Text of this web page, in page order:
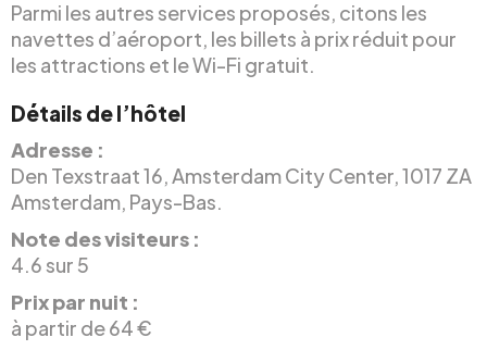
Parmi les autres services proposés, citons les
navettes d’aéroport, les billets à prix réduit pour
les attractions et le Wi-Fi gratuit.
Détails de l’hôtel
Adresse :
Den Texstraat 16, Amsterdam City Center, 1017 ZA
Amsterdam, Pays-Bas.
Note des visiteurs :
4.6 sur 5
Prix par nuit :
à partir de 64 €